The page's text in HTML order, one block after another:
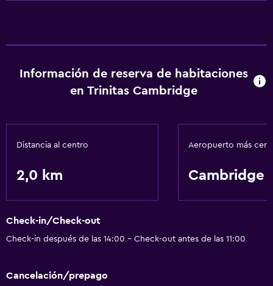
Información de reserva de habitaciones
en Trinitas Cambridge
Distancia al centro
2,0 km
Aeropuerto más
Cambridge
Check-in/Check-out
Check-in después de las 14:00 - Check-out antes de las 11:00
Cancelación/prepago